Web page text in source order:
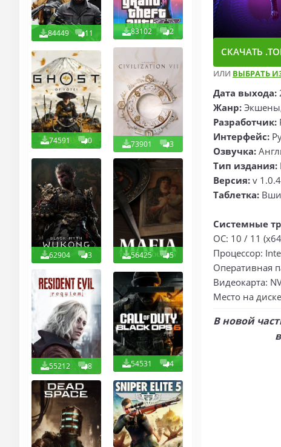
84449 11 83102 2
74591 0 73901 3
62904 3 56425 5
55212 8 54531 4
СКАЧАТЬ
ИЛИ ВЫБРАТЬ
Дата выхода:
Жанр:
Разработчик:
Интерфейс:
Озвучка:
Тип издания:
Версия: v
Таблетка:
Системные
ОС: 10 / 11
Процессор:
Оперативная
Видеокарта:
Место на
В новой